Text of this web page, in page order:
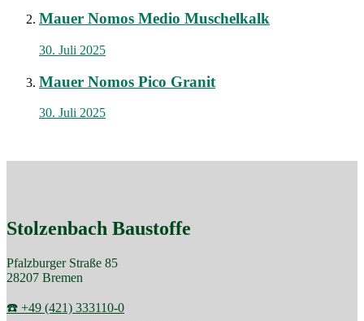
Mauer Nomos Medio Muschelkalk
30. Juli 2025
Mauer Nomos Pico Granit
30. Juli 2025
Stolzenbach Baustoffe
Pfalzburger Straße 85
28207 Bremen
☎️ +49 (421) 333110-0